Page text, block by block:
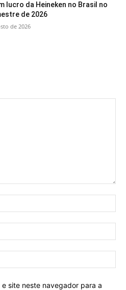
lucro da Heineken no Brasil no
de 2026
de 2026
site neste navegador para a